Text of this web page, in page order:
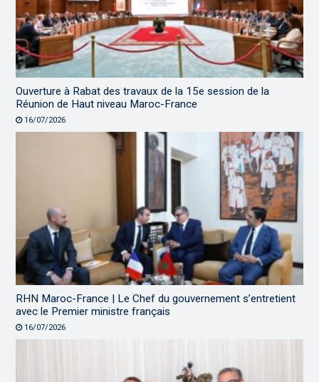
Ouverture à Rabat des travaux de la 15e session de la
Réunion de Haut niveau Maroc-France
16/07/2026
RHN Maroc-France | Le Chef du gouvernement s’entretient
avec le Premier ministre français
16/07/2026